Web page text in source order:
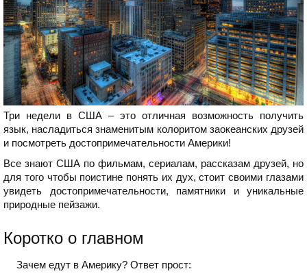
Три недели в США – это отличная возможность получить
язык, насладиться знаменитым колоритом заокеанских друзей
и посмотреть достопримечательности Америки!
Все знают США по фильмам, сериалам, рассказам друзей, но
для того чтобы поистине понять их дух, стоит своими глазами
увидеть достопримечательности, памятники и уникальные
природные пейзажи.
Коротко о главном
Зачем едут в Америку? Ответ прост: